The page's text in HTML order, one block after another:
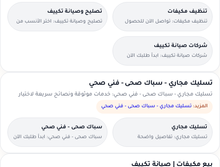
تنظيف مكيفات
تنظيف مكيفات: تواصل الآن للحصول
على عرض سعر مناسب.
تصليح وصيانة تكييف
تصليح وصيانة تكييف: اختر الأنسب من
العروض المتاحة في منطقتك.
شركات صيانة تكييف
شركات صيانة تكييف: ابدأ طلبك الآن
بخطوات بسيطة وواضحة.
تسليك مجاري - سباك صحى - فني صحي
تسليك مجاري - سباك صحى - فني صحي: خدمات موثوقة ونصائح سريعة لاختيار
الأنسب.
المزيد: تسليك مجاري - سباك صحى - فني صحي
تسليك مجاري
تسليك مجاري: تفاصيل واضحة
لتسهيل اختيار مقدم الخدمة.
سباك صحى - فني صحي
سباك صحى - فني صحي: ابدأ طلبك الآن
بخطوات بسيطة وواضحة.
بيع مكيفات | صيانة تكييف